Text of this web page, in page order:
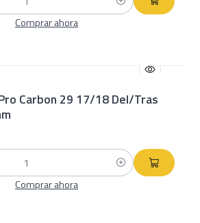
Comprar ahora
Carbon 29 17/18 Del/Tras
Comprar ahora